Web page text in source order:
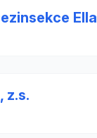
Ella
z.s.